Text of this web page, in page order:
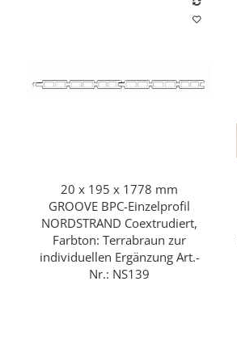
Schnellkauf
20 x 195 x 1778 mm
GROOVE BPC-Einzelprofil
NORDSTRAND Coextrudiert,
Farbton: Terrabraun zur
individuellen Ergänzung Art.-
Nr.: NS139